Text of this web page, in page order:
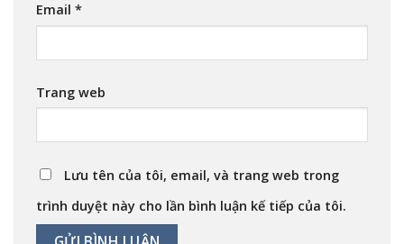
Email *
Trang web
Lưu tên của tôi, email, và trang web trong
trình duyệt này cho lần bình luận kế tiếp của tôi.